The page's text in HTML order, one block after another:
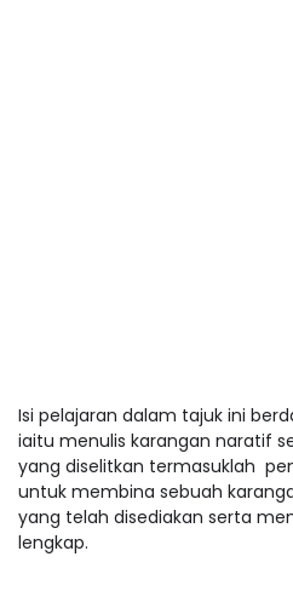
Isi pelajaran dalam tajuk ini
iaitu menulis karangan naratif
yang diselitkan termasuklah
untuk membina sebuah
yang telah disediakan serta
lengkap.